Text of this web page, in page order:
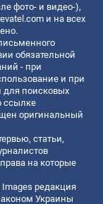
фото- и видео-),
и на всех
обязательной
- при
и при
для поисковых
ссылке
оригинальный
статьи,
на которые
редакция
Украины